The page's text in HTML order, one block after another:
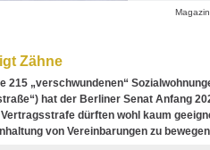
Magazin
Zähne
215 „verschwundenen“
hat der Berliner Senat Anfang
dürften wohl kaum
von Vereinbarungen zu